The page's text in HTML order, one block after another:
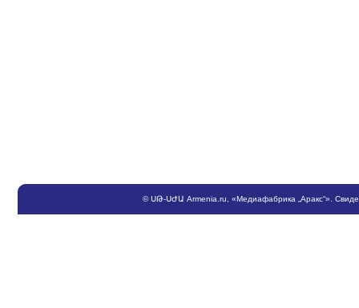
©ՍԹ-ՍԺԱ Armenia.ru , «Медиафабрика „Аракс“».